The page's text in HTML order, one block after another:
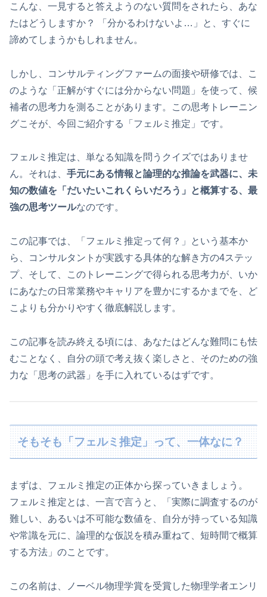
こんな、一見すると答えようのない質問をされたら、あな
たはどうしますか？ 「分かるわけないよ…」と、すぐに
諦めてしまうかもしれません。
しかし、コンサルティングファームの面接や研修では、こ
のような「正解がすぐには分からない問題」を使って、候
補者の思考力を測ることがあります。この思考トレーニン
グこそが、今回ご紹介する「フェルミ推定」です。
フェルミ推定は、単なる知識を問うクイズではありませ
ん。それは、 手元にある情報と論理的な推論を武器に、未
知の数値を「だいたいこれくらいだろう」と概算する、最
強の思考ツールなのです。
この記事では、「フェルミ推定って何？」という基本か
ら、コンサルタントが実践する具体的な解き方の4ステッ
プ、そして、このトレーニングで得られる思考力が、いか
にあなたの日常業務やキャリアを豊かにするかまでを、ど
こよりも分かりやすく徹底解説します。
この記事を読み終える頃には、あなたはどんな難問にも怯
むことなく、自分の頭で考え抜く楽しさと、そのための強
力な「思考の武器」を手に入れているはずです。
そもそも「フェルミ推定」って、一体なに？
まずは、フェルミ推定の正体から探っていきましょう。
フェルミ推定とは、一言で言うと、「実際に調査するのが
難しい、あるいは不可能な数値を、自分が持っている知識
や常識を元に、論理的な仮説を積み重ねて、短時間で概算
する方法」のことです。
この名前は、ノーベル物理学賞を受賞した物理学者エンリ